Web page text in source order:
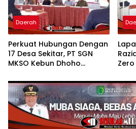
Daerah
Perkuat Hubungan Dengan
17 Desa Sekitar, PT SGN
MKSO Kebun Dhoho
Gula